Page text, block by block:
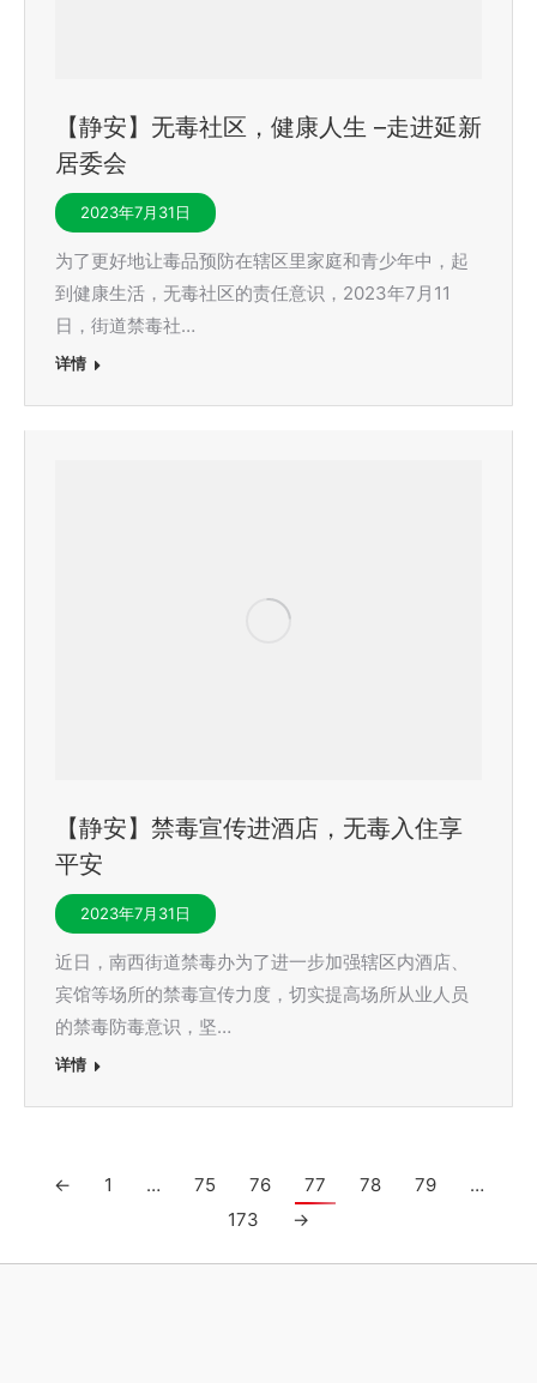
【静安】无毒社区，健康人生 –走进延新
居委会
2023年7月31日
为了更好地让毒品预防在辖区里家庭和青少年中，起
到健康生活，无毒社区的责任意识，2023年7月11
日，街道禁毒社…
详情
【静安】禁毒宣传进酒店，无毒入住享
平安
2023年7月31日
近日，南西街道禁毒办为了进一步加强辖区内酒店、
宾馆等场所的禁毒宣传力度，切实提高场所从业人员
的禁毒防毒意识，坚…
详情
← 1 … 75 76 77 78 79
…
173
→